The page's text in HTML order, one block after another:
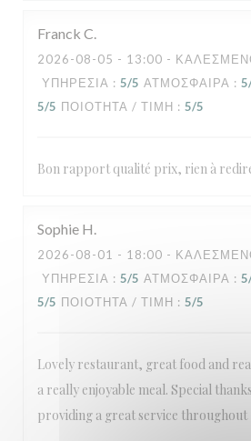
Franck C
2026-08-05 - 13:00 -
ΥΠΗΡΕΣΊΑ : 5/5 ΑΤΜΌΣΦΑΙΡΑ : 5
5/5 ΠΟΙΌΤΗΤΑ / ΤΙΜΉ : 5/5
Bon rapport qualité prix, rien à
Sophie H
2026-08-01 - 18:00 -
ΥΠΗΡΕΣΊΑ : 5/5 ΑΤΜΌΣΦΑΙΡΑ : 5
5/5 ΠΟΙΌΤΗΤΑ / ΤΙΜΉ : 5/5
Lovely restaurant, great food and
a really enjoyable meal. Special
providing a great service throughout